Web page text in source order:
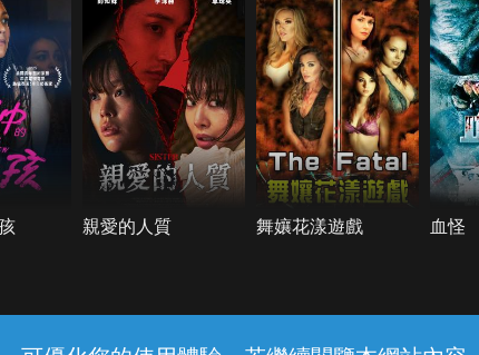
親愛的人質 舞孃花漾遊戲 血怪
客服與支援 服務條款 隱私權保護